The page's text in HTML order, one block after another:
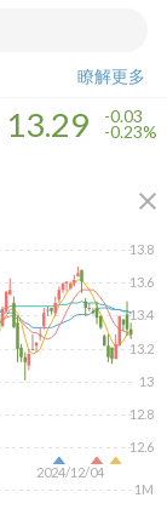
瞭解更多
13.29 -0.03
-0.23%
close
2024/12/04
12.6
12.8
13
13.2
13.4
13.6
13.8
1M